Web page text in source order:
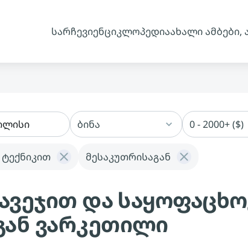
სარჩევიენციკლოპედიაახალი ამბები,
ბინა 0 - 2000+ ($)
მესაკუთრისაგან
და
ვარკეთილი